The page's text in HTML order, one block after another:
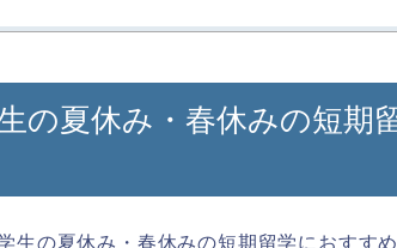
の夏休み・春休みの短期
生の夏休み・春休みの短期留学におすす